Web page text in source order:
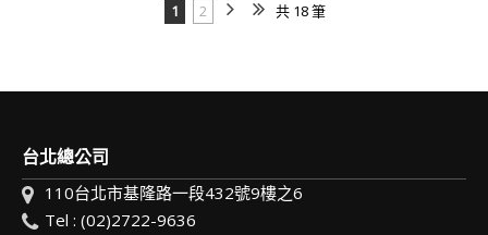
1 2 共 18 筆
台北總公司
110台北市基隆路一段432號9樓之6
Tel : (02)2722-9636